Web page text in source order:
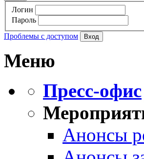
Логин
Пароль
Проблемы с доступом
Меню
Пресс-офис
Анонсы